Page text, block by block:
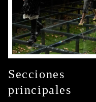
Secciones
principales